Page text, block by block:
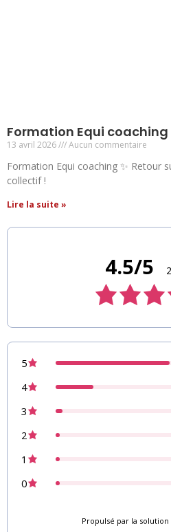
Formation Equi coaching
13 avril 2026 Aucun commentaire
Formation Equi coaching ✨ Retour
collectif !
Lire la suite »
4.5/5
4,5
sur
avis
5
4
3
2
1
0
Propulsé par la solution
avis
avis
avis